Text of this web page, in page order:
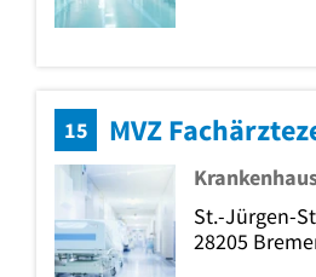
15 MVZ
St.-Jürgen-
28205